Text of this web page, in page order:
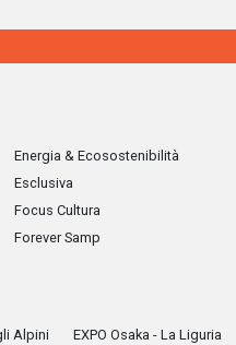
Energia & Ecosostenibilità
Esclusiva
Focus Cultura
Forever Samp
Alpini EXPO Osaka - La Liguria